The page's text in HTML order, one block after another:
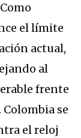
el límite
actual,
al
frente
se
el reloj